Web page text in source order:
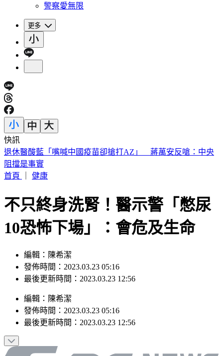
警察愛無限
更多
快訊
恐三颱共舞！颱風「琵鷺」最快今晚生成 最新路徑曝
首頁｜ 健康
不只終身洗腎！醫示警「憋尿
10恐怖下場」：會危及生命
發佈時間：2023.03.23 05:16
最後更新時間：2023.03.23 12:56
發佈時間：2023.03.23 05:16
最後更新時間：2023.03.23 12:56